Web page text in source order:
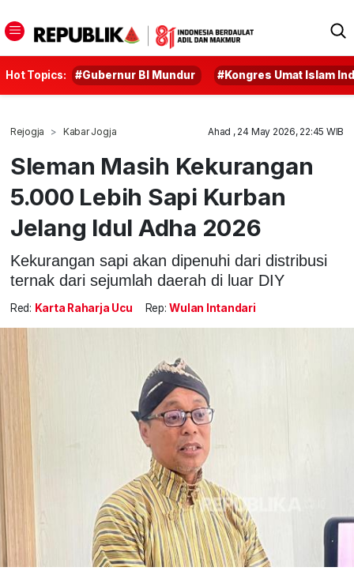
Hot Topics: #Gubernur BI Mundur #Kongres Umat Islam
Rejogja Kabar Jogja Ahad , 24 May 2026, 22:45 WIB
Sleman Masih Kekurangan
5.000 Lebih Sapi Kurban
Jelang Idul Adha 2026
Kekurangan sapi akan dipenuhi dari distribusi
ternak dari sejumlah daerah di luar DIY
Red: Karta Raharja Ucu Rep: Wulan Intandari